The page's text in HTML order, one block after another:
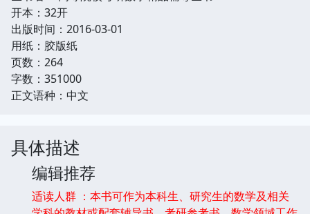
开本：32开
出版时间：2016-03-01
用纸：胶版纸
页数：264
字数：351000
正文语种：中文
具体描述
编辑推荐
适读人群 ：本书可作为本科生、研究生的数学及相关